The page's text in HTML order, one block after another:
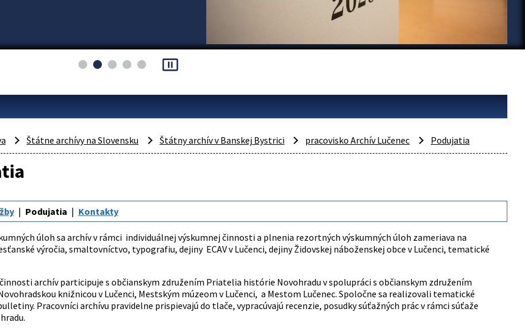
pause_presentation
Štátne archívy na Slovensku Štátny archív v Banskej Bystrici pracovisko Archív Lučenec Podujatia
Podujatia Kontakty
úloh sa archív v rámci individuálnej výskumnej činnosti a plnenia rezortných výskumných úloh zameriava na
výročia, smaltovníctvo, typografiu, dejiny ECAV v Lučenci, dejiny Židovskej náboženskej obce v Lučenci, tematické
archív participuje s občianskym združením Priatelia histórie Novohradu v spolupráci s občianskym združením
knižnicou v Lučenci, Mestským múzeom v Lučenci, a Mestom Lučenec. Spoločne sa realizovali tematické
Pracovníci archívu pravidelne prispievajú do tlače, vypracúvajú recenzie, posudky súťažných prác v rámci súťaže